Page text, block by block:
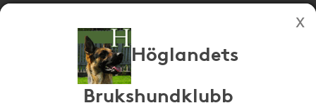
Köp genom denna sida stöttar Höglandets Brukshundklubb
Butiker
Höglandets
Brukshundklubb